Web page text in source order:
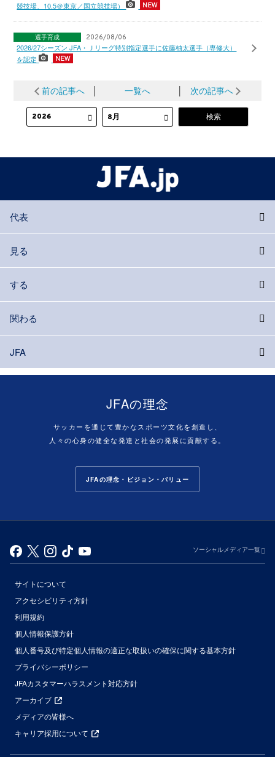
競技場、10.5＠東京／国立競技場）
選手育成 2026/08/06
2026/27シーズン JFA・Ｊリーグ特別指定選手に佐藤柚太選手（専修大）
を認定
前の記事へ 一覧へ 次の記事へ
代表
見る
する
関わる
JFA
JFAの理念
サッカーを通じて豊かなスポーツ文化を創造し、
人々の心身の健全な発達と社会の発展に貢献する。
JFAの理念・ビジョン・バリュー
ソーシャルメディア一覧
サイトについて
アクセシビリティ方針
利用規約
個人情報保護方針
個人番号及び特定個人情報の適正な取扱いの確保に関する基本方針
プライバシーポリシー
JFAカスタマーハラスメント対応方針
アーカイブ
メディアの皆様へ
キャリア採用について